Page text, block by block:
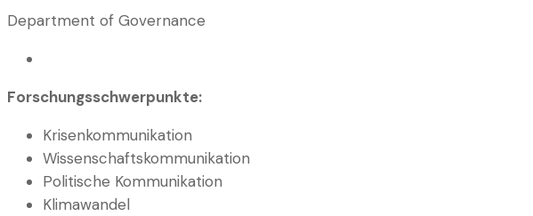
Department of Governance
Forschungsschwerpunkte:
Krisenkommunikation
Wissenschaftskommunikation
Politische Kommunikation
Klimawandel